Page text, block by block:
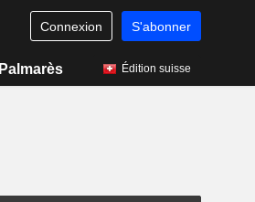
Connexion S'abonner
Palmarès Édition suisse